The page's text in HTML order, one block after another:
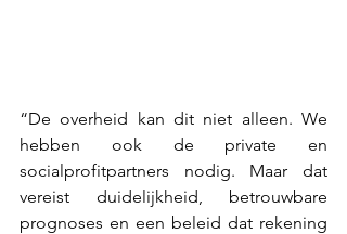
“De overheid kan dit niet alleen. We
hebben ook de private en
socialprofitpartners nodig. Maar dat
vereist duidelijkheid, betrouwbare
prognoses en een beleid dat rekening